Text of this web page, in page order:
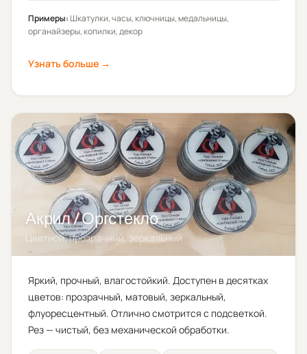
Примеры:Шкатулки, часы, ключницы, медальницы,
органайзеры, копилки, декор
Узнать больше →
Акрил / Оргстекло
Цветной, прозрачный, зеркальный
Яркий, прочный, влагостойкий. Доступен в десятках
цветов: прозрачный, матовый, зеркальный,
флуоресцентный. Отлично смотрится с подсветкой.
Рез — чистый, без механической обработки.